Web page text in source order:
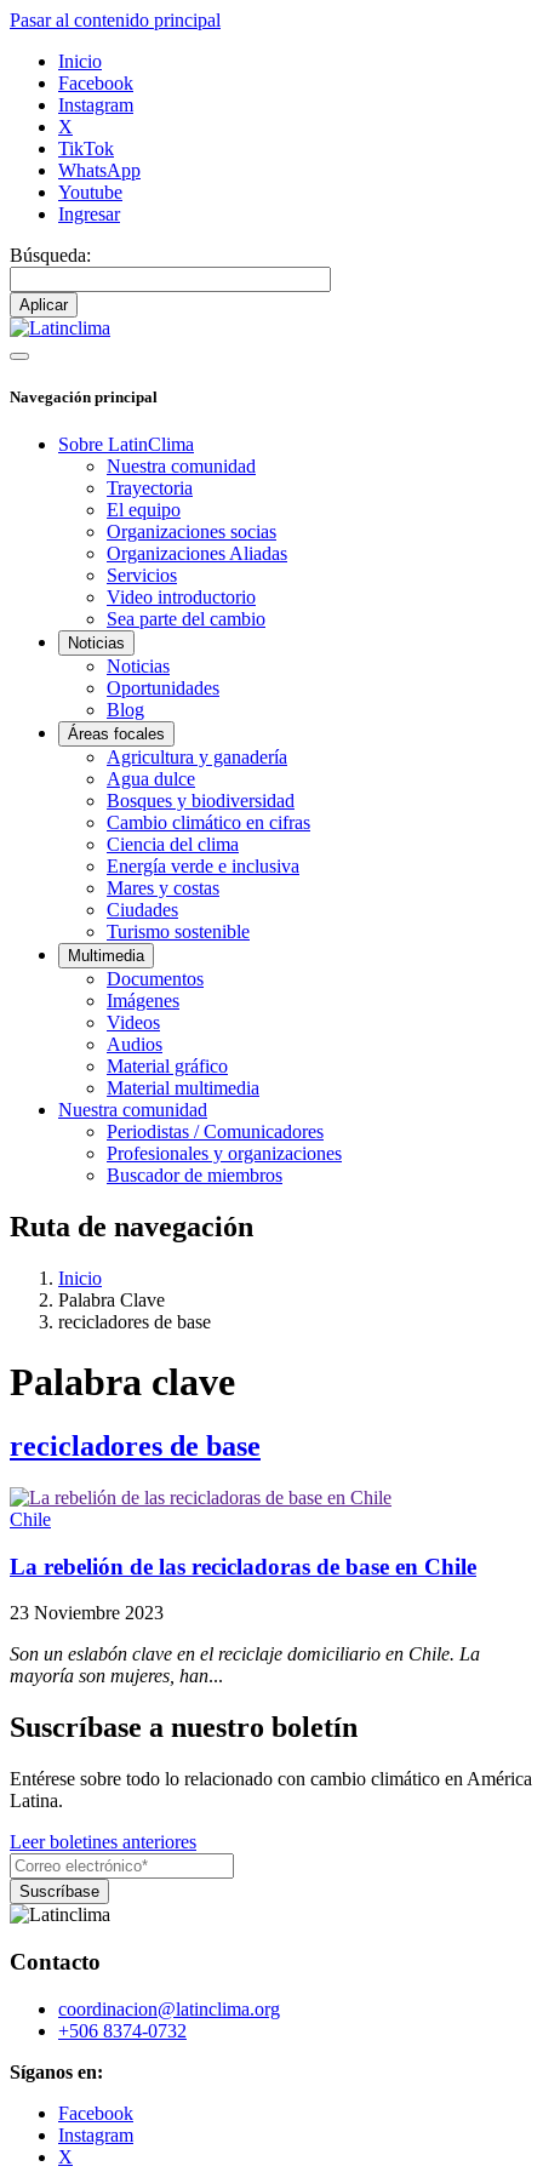
Pasar al contenido principal
Inicio
Facebook
Instagram
X
TikTok
WhatsApp
Youtube
Ingresar
Búsqueda:
Navegación principal
Sobre LatinClima
Nuestra comunidad
Trayectoria
El equipo
Organizaciones socias
Organizaciones Aliadas
Servicios
Video introductorio
Sea parte del cambio
Noticias
Noticias
Oportunidades
Blog
Áreas focales
Agricultura y ganadería
Agua dulce
Bosques y biodiversidad
Cambio climático en cifras
Ciencia del clima
Energía verde e inclusiva
Mares y costas
Ciudades
Turismo sostenible
Multimedia
Documentos
Imágenes
Videos
Audios
Material gráfico
Material multimedia
Nuestra comunidad
Periodistas / Comunicadores
Profesionales y organizaciones
Buscador de miembros
Ruta de navegación
Inicio
Palabra Clave
recicladores de base
Palabra clave
recicladores de base
Chile
La rebelión de las recicladoras de base en Chile
23 Noviembre 2023
Son un eslabón clave en el reciclaje domiciliario en Chile. La
mayoría son mujeres, han...
Suscríbase a nuestro boletín
Entérese sobre todo lo relacionado con cambio climático en América
Latina.
Leer boletines anteriores
Contacto
coordinacion@latinclima.org
+506 8374-0732
Síganos en:
Facebook
Instagram
X